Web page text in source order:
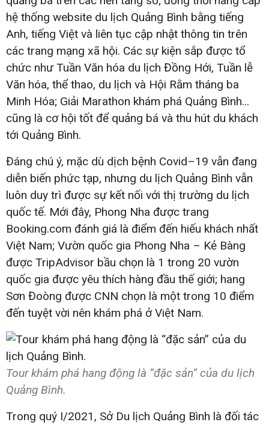
hệ thống website du lịch Quảng Bình bằng tiếng
Anh, tiếng Việt và liên tục cập nhật thông tin trên
các trang mạng xã hội. Các sự kiện sắp được tổ
chức như Tuần Văn hóa du lịch Đồng Hới, Tuần lễ
Văn hóa, thể thao, du lịch và Hội Rằm tháng ba
Minh Hóa; Giải Marathon khám phá Quảng Bình...
cũng là cơ hội tốt để quảng bá và thu hút du khách
tới Quảng Bình.
Đáng chú ý, mặc dù dịch bệnh Covid–19 vẫn đang
diễn biến phức tạp, nhưng du lịch Quảng Bình vẫn
luôn duy trì được sự kết nối với thị trường du lịch
quốc tế. Mới đây, Phong Nha được trang
Booking.com đánh giá là điểm đến hiếu khách nhất
Việt Nam; Vườn quốc gia Phong Nha – Kẻ Bàng
được TripAdvisor bầu chọn là 1 trong 20 vườn
quốc gia được yêu thích hàng đầu thế giới; hang
Sơn Đoòng được CNN chọn là một trong 10 điểm
đến tuyệt vời nên khám phá ở Việt Nam.
Tour khám phá hang động là “đặc sản” của du lịch
Quảng Bình.
Trong quý I/2021, Sở Du lịch Quảng Bình là đối tác